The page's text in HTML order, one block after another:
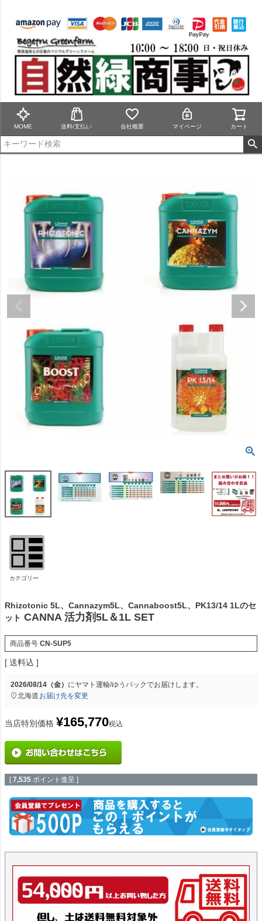
MOME 送料/支払い 会社概要 マイページ カート
カテゴリー
Rhizotonic 5L、Cannazym5L、Cannaboost5L、PK13/14 1Lのセ
ット CANNA 活力剤5L＆1L SET
商品番号 CN-SUP5
送料込
2026/08/14（金） にヤマト運輸/ゆうパックでお届けします。
北海道 お届け先を変更
当店特別価格 ¥165,770税込
[ 7,535 ポイント進呈 ]